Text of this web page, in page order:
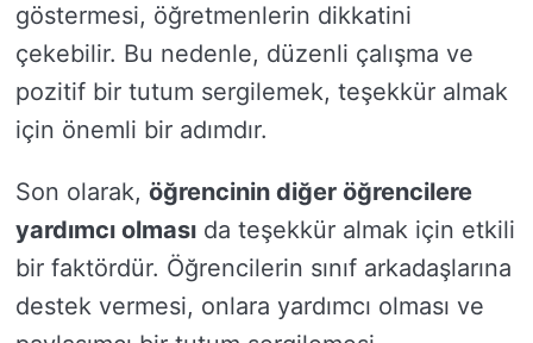
göstermesi, öğretmenlerin dikkatini
çekebilir. Bu nedenle, düzenli çalışma ve
pozitif bir tutum sergilemek, teşekkür almak
için önemli bir adımdır.
Son olarak, öğrencinin diğer öğrencilere
yardımcı olması da teşekkür almak için etkili
bir faktördür. Öğrencilerin sınıf arkadaşlarına
destek vermesi, onlara yardımcı olması ve